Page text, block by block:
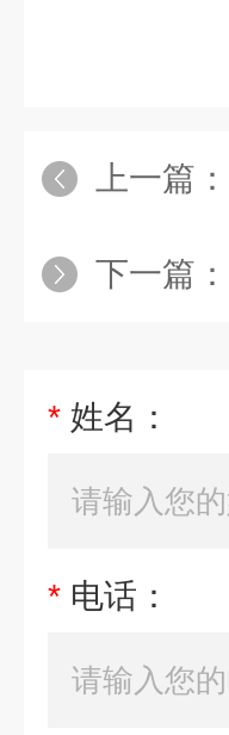
上一篇：
下一篇：
* 姓名：
* 电话：